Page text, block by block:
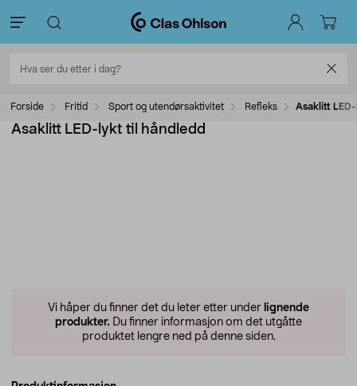
Forside Fritid Sport og utendørsaktivitet Refleks Asaklitt
Asaklitt LED-lykt til håndledd
Vi håper du finner det du leter etter under lignende
produkter. Du finner informasjon om det utgåtte
produktet lengre ned på denne siden.